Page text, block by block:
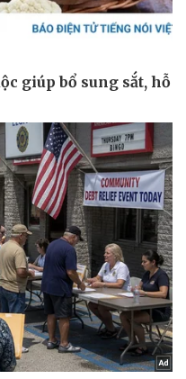
Ô tô
Xe máy